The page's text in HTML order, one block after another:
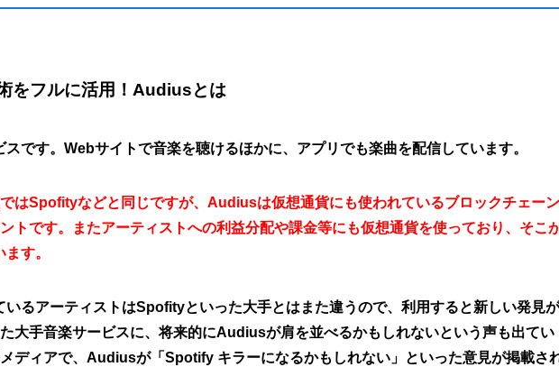
をフルに活用！Audiusとは
です。Webサイトで音楽を聴けるほかに、アプリでも楽曲を配信しています。
はSpofityなどと同じですが、Audiusは仮想通貨にも使われているブロックチェーン
トです。またアーティストへの利益分配や課金等にも仮想通貨を使っており、そこ
す。
るアーティストはSpofityといった大手とはまた違うので、利用すると新しい発見が
大手音楽サービスに、将来的にAudiusが肩を並べるかもしれないという声も出てい
ディアで、Audiusが「Spotify キラーになるかもしれない」といった意見が掲載さ